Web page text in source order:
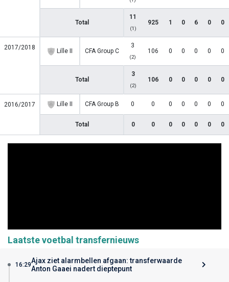
Total
11
(1)
925 1 0 6 0 0
2017/2018 Lille II CFA Group C
3
(2)
106 0 0 0 0 0
Total
3
(2)
106 0 0 0 0 0
2016/2017 Lille II CFA Group B 0 0 0 0 0 0 0
Total 0 0 0 0 0 0 0
Laatste voetbal transfernieuws
16:29Ajax ziet alarmbellen afgaan: transferwaarde
Anton Gaaei nadert dieptepunt